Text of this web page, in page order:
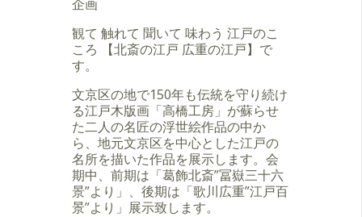
企画
観て 触れて 聞いて 味わう 江戸のこ
ころ 【北斎の江戸 広重の江戸】で
す。
文京区の地で150年も伝統を守り続け
る江戸木版画「高橋工房」が蘇らせ
た二人の名匠の浮世絵作品の中か
ら、地元文京区を中心とした江戸の
名所を描いた作品を展示します。会
期中、前期は「葛飾北斎”冨嶽三十六
景”より」、後期は「歌川広重”江戸百
景”より」展示致します。